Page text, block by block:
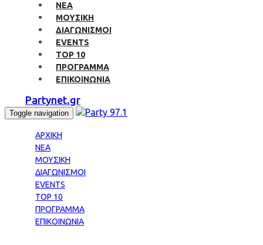
ΝΕΑ
ΜΟΥΣΙΚΗ
ΔΙΑΓΩΝΙΣΜΟΙ
EVENTS
TOP 10
ΠΡΟΓΡΑΜΜΑ
ΕΠΙΚΟΙΝΩΝΙΑ
Partynet.gr
Toggle navigation
ΑΡΧΙΚΗ
ΝΕΑ
ΜΟΥΣΙΚΗ
ΔΙΑΓΩΝΙΣΜΟΙ
EVENTS
TOP 10
ΠΡΟΓΡΑΜΜΑ
ΕΠΙΚΟΙΝΩΝΙΑ